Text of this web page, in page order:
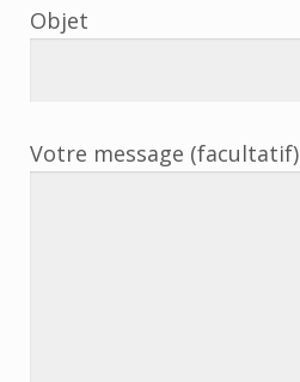
Objet
Votre message (facultatif)